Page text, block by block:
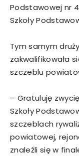
Podstawowej nr
Szkoły
Tym samym
zakwalifikowała
szczeblu
– Gratuluję
Szkoły
szczeblach
powiatowej,
znaleźli się w